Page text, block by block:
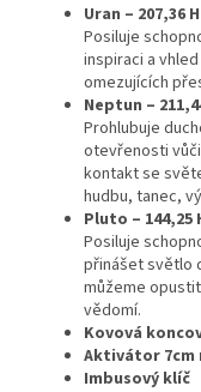
Uran – 207,36
Posiluje
inspiraci a
omezujících
Neptun –
Prohlubuje
otevřenosti
kontakt se
hudbu, tanec,
Pluto – 144,25
Posiluje
přinášet světlo
můžeme
vědomí.
Kovová
Aktivátor 7cm
Imbusový klíč